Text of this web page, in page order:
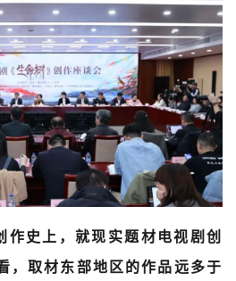
作史上，就现实题材电视剧创
，取材东部地区的作品远多于